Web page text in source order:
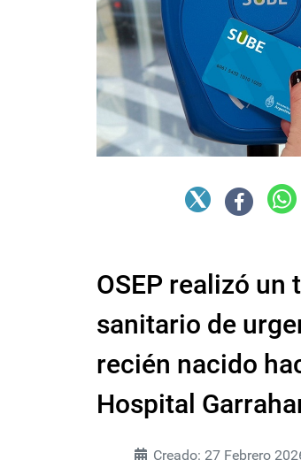
OSEP realizó un
sanitario de
recién nacido
Hospital
Creado: 27 Febrero